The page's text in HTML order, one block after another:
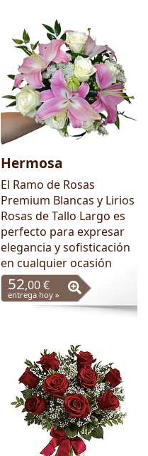
Hermosa
El Ramo de Rosas
Premium Blancas y Lirios
Rosas de Tallo Largo es
perfecto para expresar
elegancia y sofisticación
en cualquier ocasión
52,00 €
entrega hoy »